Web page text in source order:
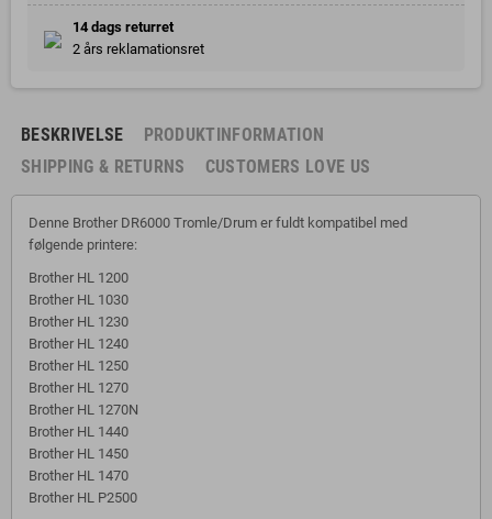
14 dags returret
2 års reklamationsret
BESKRIVELSE
PRODUKTINFORMATION
SHIPPING & RETURNS
CUSTOMERS LOVE US
Denne Brother DR6000 Tromle/Drum er fuldt kompatibel med
følgende printere:
Brother HL 1200
Brother HL 1030
Brother HL 1230
Brother HL 1240
Brother HL 1250
Brother HL 1270
Brother HL 1270N
Brother HL 1440
Brother HL 1450
Brother HL 1470
Brother HL P2500